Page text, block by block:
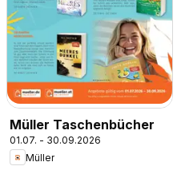
Müller Taschenbücher
01.07. - 30.09.2026
Müller